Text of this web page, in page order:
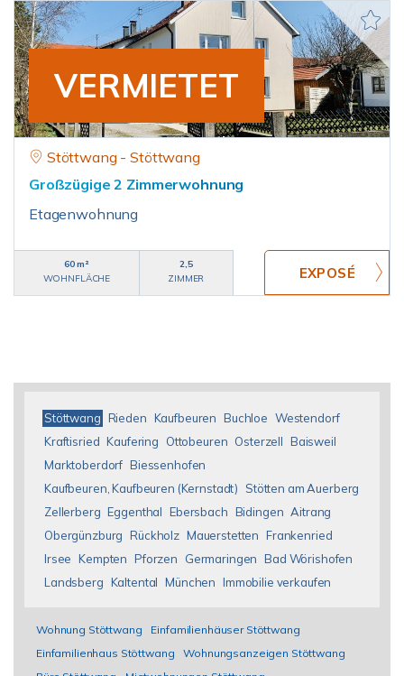
VERMIETET
Stöttwang - Stöttwang
Großzügige 2 Zimmerwohnung
Etagenwohnung
60 m²
WOHNFLÄCHE
2,5
ZIMMER
Stöttwang Rieden Kaufbeuren Buchloe Westendorf
Kraftisried Kaufering Ottobeuren Osterzell Baisweil
Marktoberdorf Biessenhofen
Kaufbeuren, Kaufbeuren (Kernstadt)
Stötten am Auerberg
Zellerberg Eggenthal Ebersbach Bidingen Aitrang
Obergünzburg Rückholz Mauerstetten Frankenried
Irsee Kempten Pforzen Germaringen Bad Wörishofen
Landsberg Kaltental München Immobilie verkaufen
Wohnung Stöttwang
Einfamilienhäuser Stöttwang
Einfamilienhaus Stöttwang
Wohnungsanzeigen Stöttwang